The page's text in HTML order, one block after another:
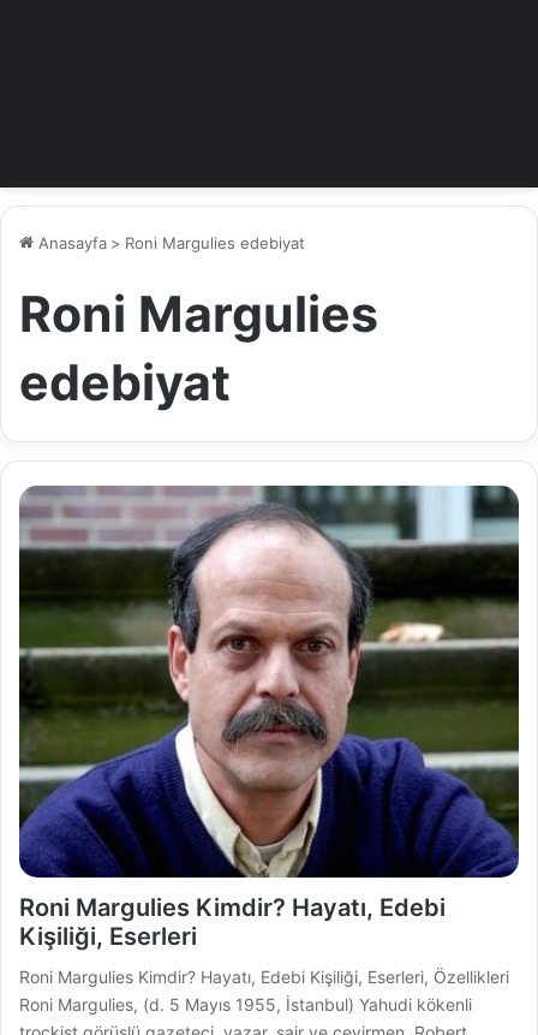
Anasayfa > Roni Margulies edebiyat
Roni Margulies
edebiyat
Roni Margulies Kimdir? Hayatı, Edebi
Kişiliği, Eserleri
Roni Margulies Kimdir? Hayatı, Edebi Kişiliği, Eserleri, Özellikleri
Roni Margulies, (d. 5 Mayıs 1955, İstanbul) Yahudi kökenli